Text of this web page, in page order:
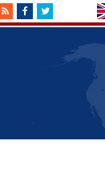
RSSFacebookTwitter